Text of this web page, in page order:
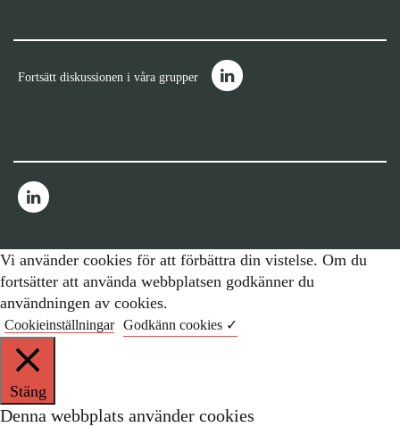
Fortsätt diskussionen i våra grupper
Vi använder cookies för att förbättra din vistelse. Om du
fortsätter att använda webbplatsen godkänner du
användningen av cookies.
Cookieinställningar Godkänn cookies ✓
Stäng
Denna webbplats använder cookies